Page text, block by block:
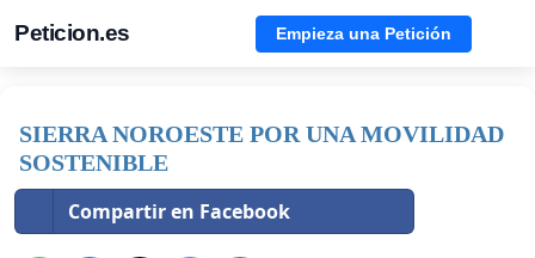
Peticion.es Empieza una Petición
SIERRA NOROESTE POR UNA MOVILIDAD
SOSTENIBLE
Compartir en Facebook